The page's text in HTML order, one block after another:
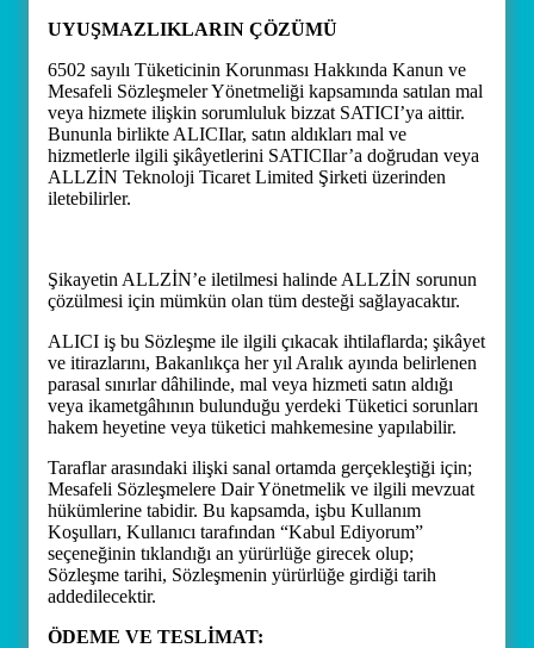
UYUŞMAZLIKLARIN ÇÖZÜMÜ
6502 sayılı Tüketicinin Korunması Hakkında Kanun ve
Mesafeli Sözleşmeler Yönetmeliği kapsamında satılan mal
veya hizmete ilişkin sorumluluk bizzat SATICI’ya aittir.
Bununla birlikte ALICIlar, satın aldıkları mal ve
hizmetlerle ilgili şikâyetlerini SATICIlar’a doğrudan veya
ALLZİN Teknoloji Ticaret Limited Şirketi üzerinden
iletebilirler.
Şikayetin ALLZİN’e iletilmesi halinde ALLZİN sorunun
çözülmesi için mümkün olan tüm desteği sağlayacaktır.
ALICI iş bu Sözleşme ile ilgili çıkacak ihtilaflarda; şikâyet
ve itirazlarını, Bakanlıkça her yıl Aralık ayında belirlenen
parasal sınırlar dâhilinde, mal veya hizmeti satın aldığı
veya ikametgâhının bulunduğu yerdeki Tüketici sorunları
hakem heyetine veya tüketici mahkemesine yapılabilir.
Taraflar arasındaki ilişki sanal ortamda gerçekleştiği için;
Mesafeli Sözleşmelere Dair Yönetmelik ve ilgili mevzuat
hükümlerine tabidir. Bu kapsamda, işbu Kullanım
Koşulları, Kullanıcı tarafından “Kabul Ediyorum”
seçeneğinin tıklandığı an yürürlüğe girecek olup;
Sözleşme tarihi, Sözleşmenin yürürlüğe girdiği tarih
addedilecektir.
ÖDEME VE TESLİMAT: